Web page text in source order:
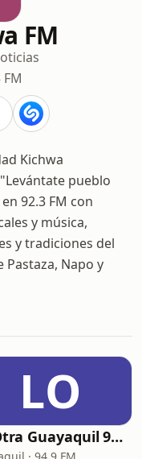
FM
FM
Kichwa
pueblo
92.3 FM con
y música,
y tradiciones del
Pastaza, Napo y
LO
La Otra Guayaquil 94.9 FM